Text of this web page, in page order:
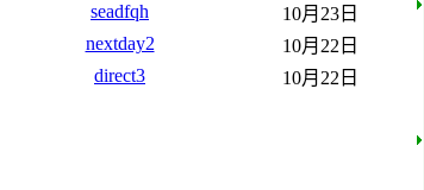
seadfqh
10月23日
nextday2
10月22日
direct3
10月22日